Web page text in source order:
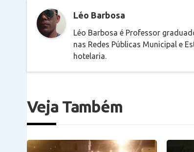
Léo Barbosa
Léo Barbosa é Professor
nas Redes Públicas Municipal e
hotelaria.
Veja Também